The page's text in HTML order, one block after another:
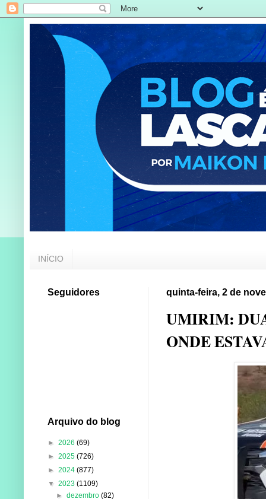
INÍCIO
quinta-feira, 2 de
UMIRIM:
ONDE
Seguidores
Arquivo do blog
► 2026 (69)
► 2025 (726)
► 2024 (877)
▼ 2023 (1109)
►dezembro(82)